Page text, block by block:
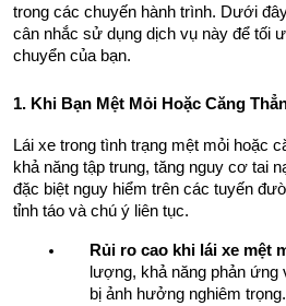
trong các chuyến hành trình. Dưới
cân nhắc sử dụng dịch vụ này để tối
chuyển của bạn.
1. Khi Bạn Mệt Mỏi Hoặc Căng
Lái xe trong tình trạng mệt mỏi hoặc
khả năng tập trung, tăng nguy cơ tai
đặc biệt nguy hiểm trên các tuyến
tỉnh táo và chú ý liên tục.
Rủi ro cao khi lái xe mệt
lượng, khả năng phản ứng
bị ảnh hưởng nghiêm